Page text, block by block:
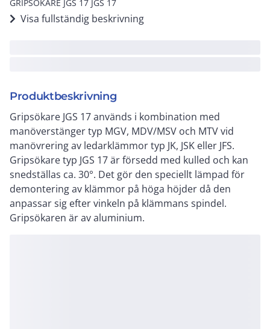
GRIPSÖKARE JGS 17 JGS 17
Visa fullständig beskrivning
Produktbeskrivning
Gripsökare JGS 17 används i kombination med
manöverstänger typ MGV, MDV/MSV och MTV vid
manövrering av ledarklämmor typ JK, JSK eller JFS.
Gripsökare typ JGS 17 är försedd med kulled och kan
snedställas ca. 30°. Det gör den speciellt lämpad för
demontering av klämmor på höga höjder då den
anpassar sig efter vinkeln på klämmans spindel.
Gripsökaren är av aluminium.